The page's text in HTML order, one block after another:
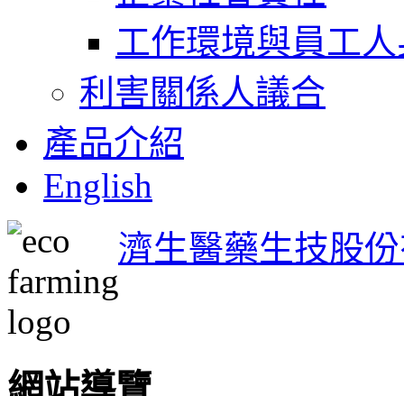
工作環境與員工
利害關係人議合
產品介紹
English
濟生醫藥生技股